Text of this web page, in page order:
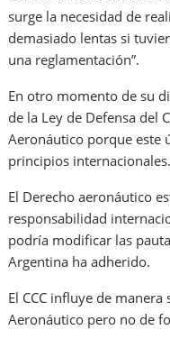
surge la necesidad de
demasiado lentas si
una reglamentación”.
En otro momento de su
de la Ley de Defensa del
Aeronáutico porque este
principios internacionales.
El Derecho aeronáutico
responsabilidad
podría modificar las
Argentina ha adherido.
El CCC influye de
Aeronáutico pero no de